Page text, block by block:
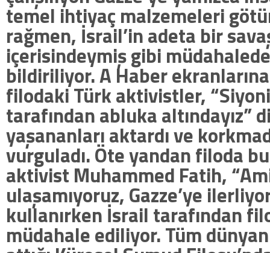
temel ihtiyaç malzemeleri
rağmen, İsrail’in adeta bir
içerisindeymiş gibi
bildiriliyor. A Haber
filodaki Türk aktivistler,
tarafından abluka altındayız”
yaşananları aktardı ve
vurguladı. Öte yandan filoda
aktivist Muhammed Fatih,
ulaşamıyoruz, Gazze’ye
kullanırken İsrail tarafından
müdahale ediliyor. Tüm